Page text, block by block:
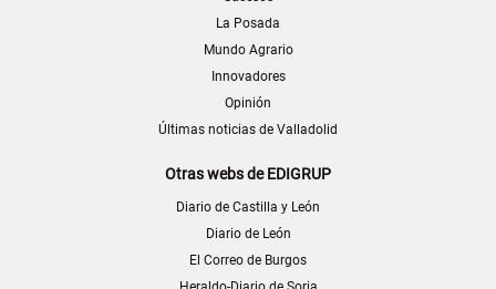
La Posada
Mundo Agrario
Innovadores
Opinión
Últimas noticias de Valladolid
Otras webs de EDIGRUP
Diario de Castilla y León
Diario de León
El Correo de Burgos